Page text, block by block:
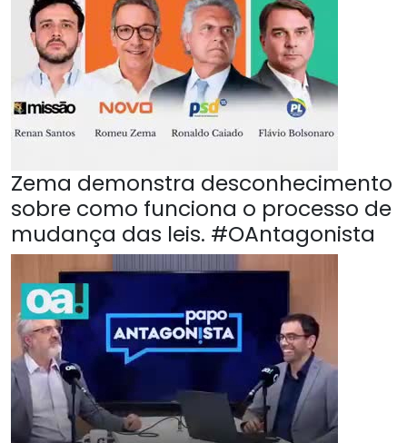
Zema demonstra desconhecimento
sobre como funciona o processo de
mudança das leis. #OAntagonista